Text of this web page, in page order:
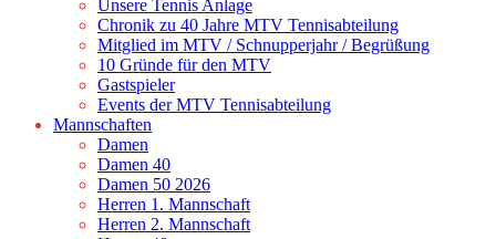
Unsere Tennis Anlage
Chronik zu 40 Jahre MTV Tennisabteilung
Mitglied im MTV / Schnupperjahr / Begrüßung
10 Gründe für den MTV
Gastspieler
Events der MTV Tennisabteilung
Mannschaften
Damen
Damen 40
Damen 50 2026
Herren 1. Mannschaft
Herren 2. Mannschaft